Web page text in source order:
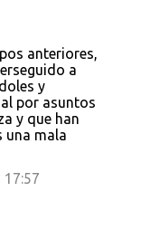
anteriores,
a
y
por asuntos
y que han
una mala